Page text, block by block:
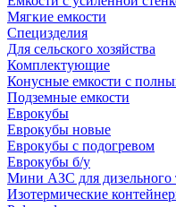
Мягкие емкости
Специзделия
Для сельского хозяйства
Комплектующие
Конусные емкости с
Подземные емкости
Еврокубы
Еврокубы новые
Еврокубы с подогревом
Еврокубы б/у
Мини АЗС для дизельного
Изотермические